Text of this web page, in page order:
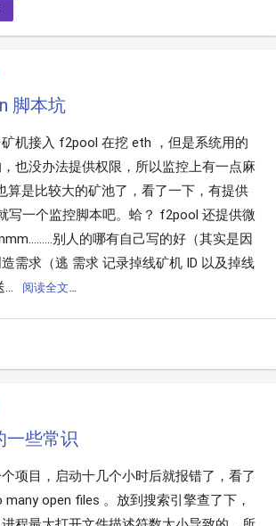
脚本坑
机接入 f2pool 在挖 eth ，但是系统用的
也没办法提供权限，所以监控上有一点麻
算是比较大的矿池了，看了一下，有提供
写一个监控脚本吧。蛤？ f2pool 还提供微
别人的哪有自己写的好（其实是因
需求（逃 需求 记录掉线矿机 ID 以及掉线
阅读全文…
一些常识
项目，启动十几个小时后就报错了，看了
open files 。放到搜索引擎查了下，